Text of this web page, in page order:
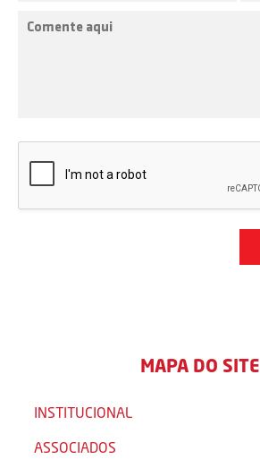
MAPA DO SITE
INSTITUCIONAL
ASSOCIADOS